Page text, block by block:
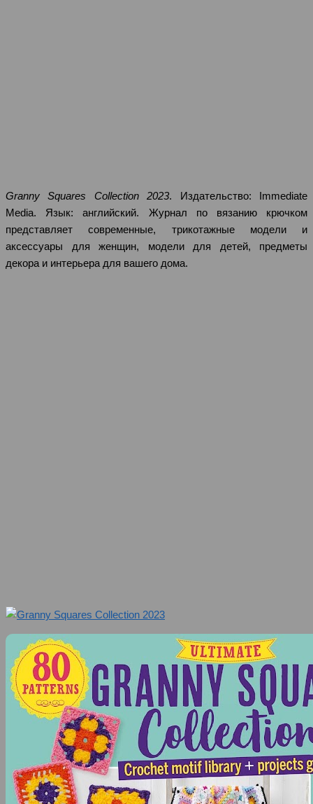
Granny Squares Collection 2023. Издательство: Immediate
Media. Язык: английский. Журнал по вязанию крючком
представляет современные, трикотажные модели и
аксессуары для женщин, модели для детей, предметы
декора и интерьера для вашего дома.